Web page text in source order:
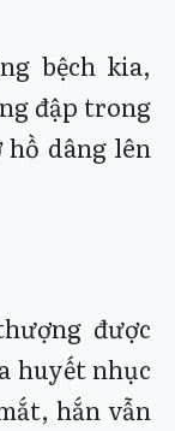
bệch kia,
đập trong
dâng lên
được
huyết nhục
hắn vẫn